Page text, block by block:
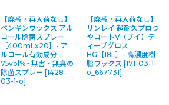
【廃番・再入荷なし】
ペンギンワックス アル
コール除菌スプレー
［400mLx20］- ア
ルコール有効成分
75vol%~ 無害・無臭の
除菌スプレー [1428-
03-1-o]
【廃番・再入荷なし】
リンレイ 超耐久プロつ
やコートV（ブイ）デ
ィープグロス
HG［18L］- 高濃度樹
脂ワックス [171-03-1-
o_667731]